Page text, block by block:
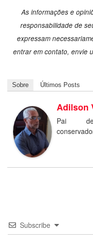
As informações e
responsabilidade de
expressam
entrar em contato, envie
Sobre Últimos Posts
Adilson
Pai
Subscribe